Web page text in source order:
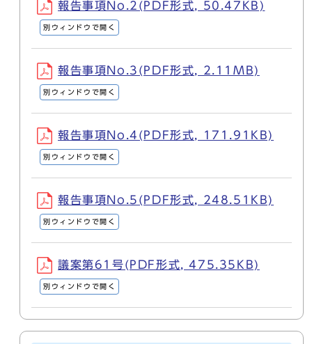
報告事項No.2(PDF形式, 50.47KB)
別ウィンドウで開く
報告事項No.3(PDF形式, 2.11MB)
別ウィンドウで開く
報告事項No.4(PDF形式, 171.91KB)
別ウィンドウで開く
報告事項No.5(PDF形式, 248.51KB)
別ウィンドウで開く
議案第61号(PDF形式, 475.35KB)
別ウィンドウで開く